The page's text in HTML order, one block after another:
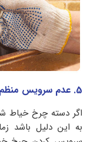
5. عدم سرویس منظم و دوره ای چرخ خیاطی
اگر دسته چرخ
به این دلیل باشد